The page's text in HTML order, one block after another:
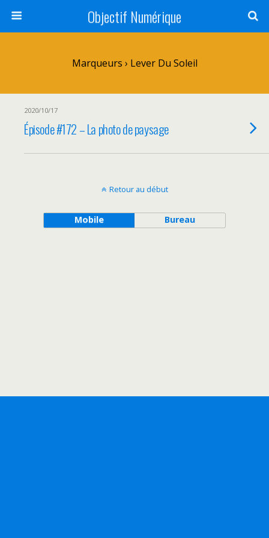
Objectif Numérique
Marqueurs › Lever Du Soleil
2020/10/17
Épisode #172 – La photo de paysage
Retour au début
Mobile Bureau